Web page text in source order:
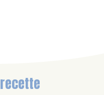
recette